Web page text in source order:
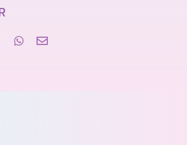
Podcast con Georgina González